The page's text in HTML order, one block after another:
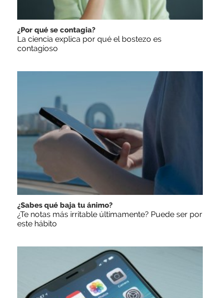
¿Por qué se contagia?
La ciencia explica por qué el bostezo es
contagioso
¿Sabes qué baja tu ánimo?
¿Te notas más irritable últimamente? Puede ser por
este hábito